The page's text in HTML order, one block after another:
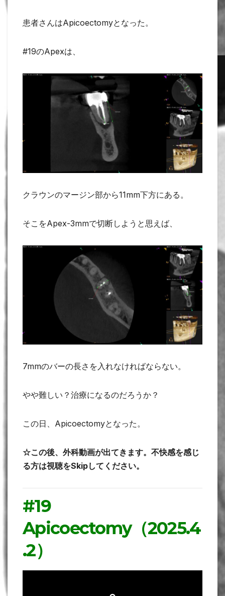
患者さんはApicoectomyとなった。
#19のApexは、
クラウンのマージン部から11mm下方にある。
そこをApex-3mmで切断しようと思えば、
7mmのバーの長さを入れなければならない。
やや難しい？治療になるのだろうか？
この日、Apicoectomyとなった。
☆この後、外科動画が出てきます。不快感を感じ
る方は視聴をSkipしてください。
#19
Apicoectomy（2025.4
.2）